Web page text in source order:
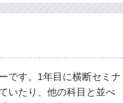
です。1年目に横断セミナ
いたり、他の科目と並べ